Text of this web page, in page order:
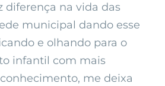
diferença na vida das
municipal dando esse
e olhando para o
infantil com mais
me deixa